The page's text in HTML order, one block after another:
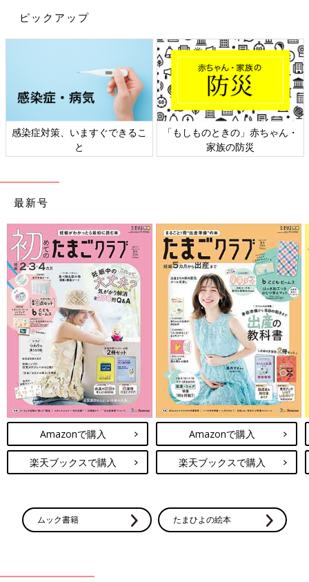
ピックアップ
のときの」赤ちゃん・
日本外来小児科学会リーフレッ
六星占
最新号
Amazonで購入
楽天ブックスで購入
Amazonで購入
楽天ブックスで購入
ムック書籍 たまひよの絵本